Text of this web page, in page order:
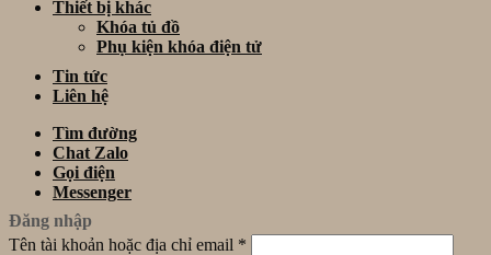
Thiết bị khác
Khóa tủ đồ
Phụ kiện khóa điện tử
Tin tức
Liên hệ
Tìm đường
Chat Zalo
Gọi điện
Messenger
Đăng nhập
Tên tài khoản hoặc địa chỉ email *